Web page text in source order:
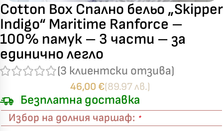
Cotton Box Спално бельо „Skipper
Indigo“ Maritime Ranforce –
100% памук – 3 части – за
единично легло
(3 клиентски отзива)
46,00 €(89.97 лв.)
Безплатна доставка
Избор на долния чаршаф: *